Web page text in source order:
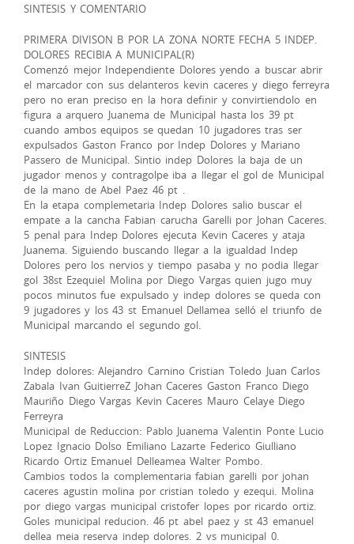
SINTESIS Y COMENTARIO
PRIMERA DIVISON B POR LA ZONA NORTE FECHA 5 INDEP.
DOLORES RECIBIA A MUNICIPAL(R)
Comenzó mejor Independiente Dolores yendo a buscar abrir
el marcador con sus delanteros kevin caceres y diego ferreyra
pero no eran preciso en la hora definir y convirtiendolo en
figura a arquero Juanema de Municipal hasta los 39 pt
cuando ambos equipos se quedan 10 jugadores tras ser
expulsados Gaston Franco por Indep Dolores y Mariano
Passero de Municipal. Sintio indep Dolores la baja de un
jugador menos y contragolpe iba a llegar el gol de Municipal
de la mano de Abel Paez 46 pt .
En la etapa complemetaria Indep Dolores salio buscar el
empate a la cancha Fabian carucha Garelli por Johan Caceres.
5 penal para Indep Dolores ejecuta Kevin Caceres y ataja
Juanema. Siguiendo buscando llegar a la igualdad Indep
Dolores pero los nervios y tiempo pasaba y no podia llegar
gol 38st Ezequiel Molina por Diego Vargas quien jugo muy
pocos minutos fue expulsado y indep dolores se queda con
9 jugadores y los 43 st Emanuel Dellamea selló el triunfo de
Municipal marcando el segundo gol.
SINTESIS
Indep dolores: Alejandro Carnino Cristian Toledo Juan Carlos
Zabala Ivan GuitierreZ Johan Caceres Gaston Franco Diego
Mauriño Diego Vargas Kevin Caceres Mauro Celaye Diego
Ferreyra
Municipal de Reduccion: Pablo Juanema Valentin Ponte Lucio
Lopez Ignacio Dolso Emiliano Lazarte Federico Giulliano
Ricardo Ortiz Emanuel Delleamea Walter Pombo.
Cambios todos la complementaria fabian garelli por johan
caceres agustin molina por cristian toledo y ezequi. Molina
por diego vargas municipal cristofer lopes por ricardo ortiz.
Goles municipal reducion. 46 pt abel paez y st 43 emanuel
dellea meia reserva indep dolores. 2 vs municipal 0.